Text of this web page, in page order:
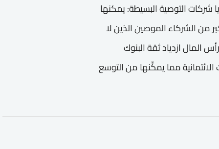
التوصية البسيطة: يمكنها
من الشركاء الموصين الذين لا
ازدياد ثقة البنوك
مما يمكِّنها من التوسع